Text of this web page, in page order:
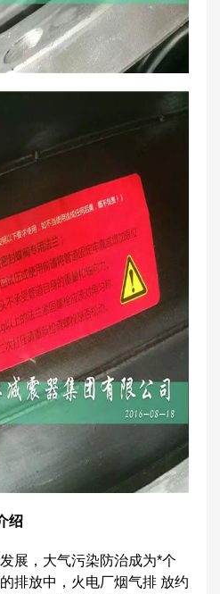
绍
展，大气污染防治成为*个
排放中，火电厂烟气排 放约